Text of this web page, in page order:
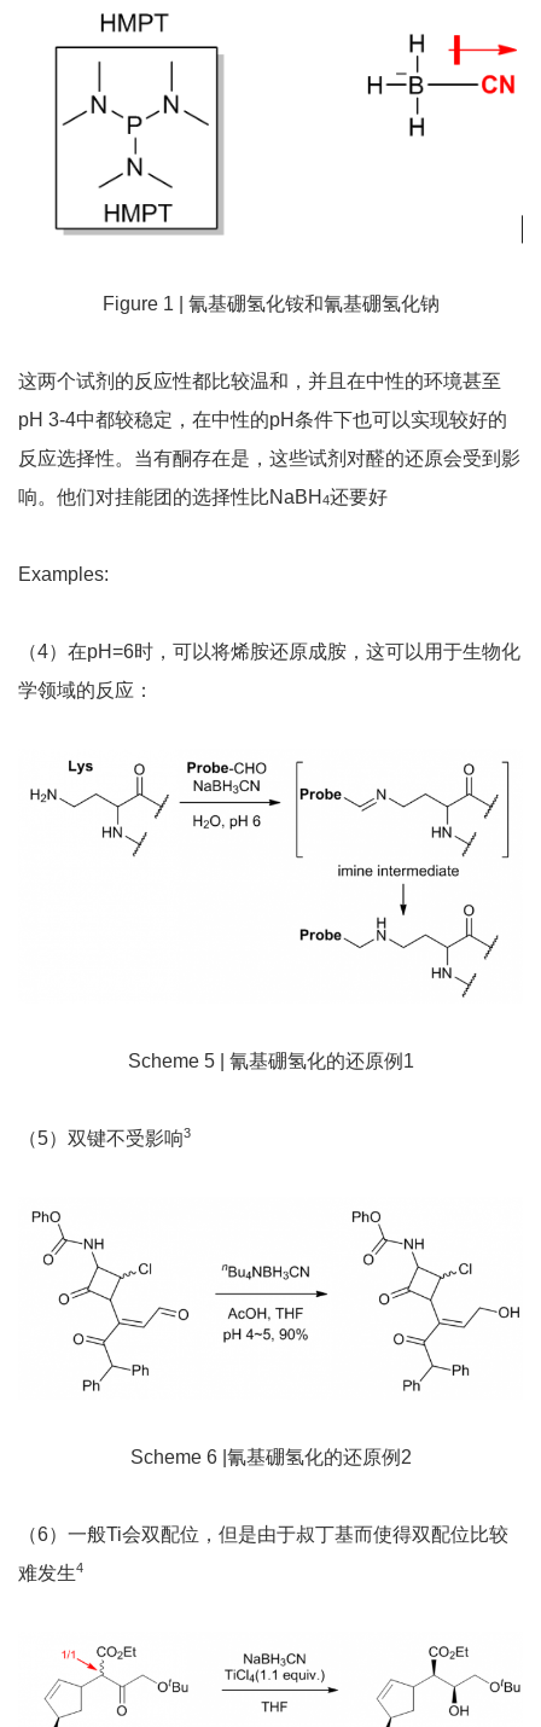
Figure 1 | 氰基硼氢化铵和氰基硼氢化钠
这两个试剂的反应性都比较温和，并且在中性的环境甚至
pH 3-4中都较稳定，在中性的pH条件下也可以实现较好的
反应选择性。当有酮存在是，这些试剂对醛的还原会受到影
响。他们对挂能团的选择性比NaBH 4还要好
Examples:
（4）在pH=6时，可以将烯胺还原成胺，这可以用于生物化
学领域的反应：
Scheme 5 | 氰基硼氢化的还原例1
（5）双键不受影响3
Scheme 6 |氰基硼氢化的还原例2
（6）一般Ti会双配位，但是由于叔丁基而使得双配位比较
难发生4